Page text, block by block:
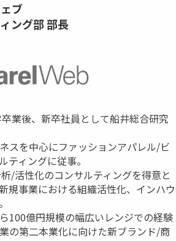
ブ
ング部 部長
業後、新卒社員として船井総合研究
スを中心にファッションアパレル/ビ
ティングに従事。
/活性化のコンサルティングを得意と
規事業における組織活性化、インハウ
100億円規模の幅広いレンジでの経験
の第二本業化に向けた新ブランド/商